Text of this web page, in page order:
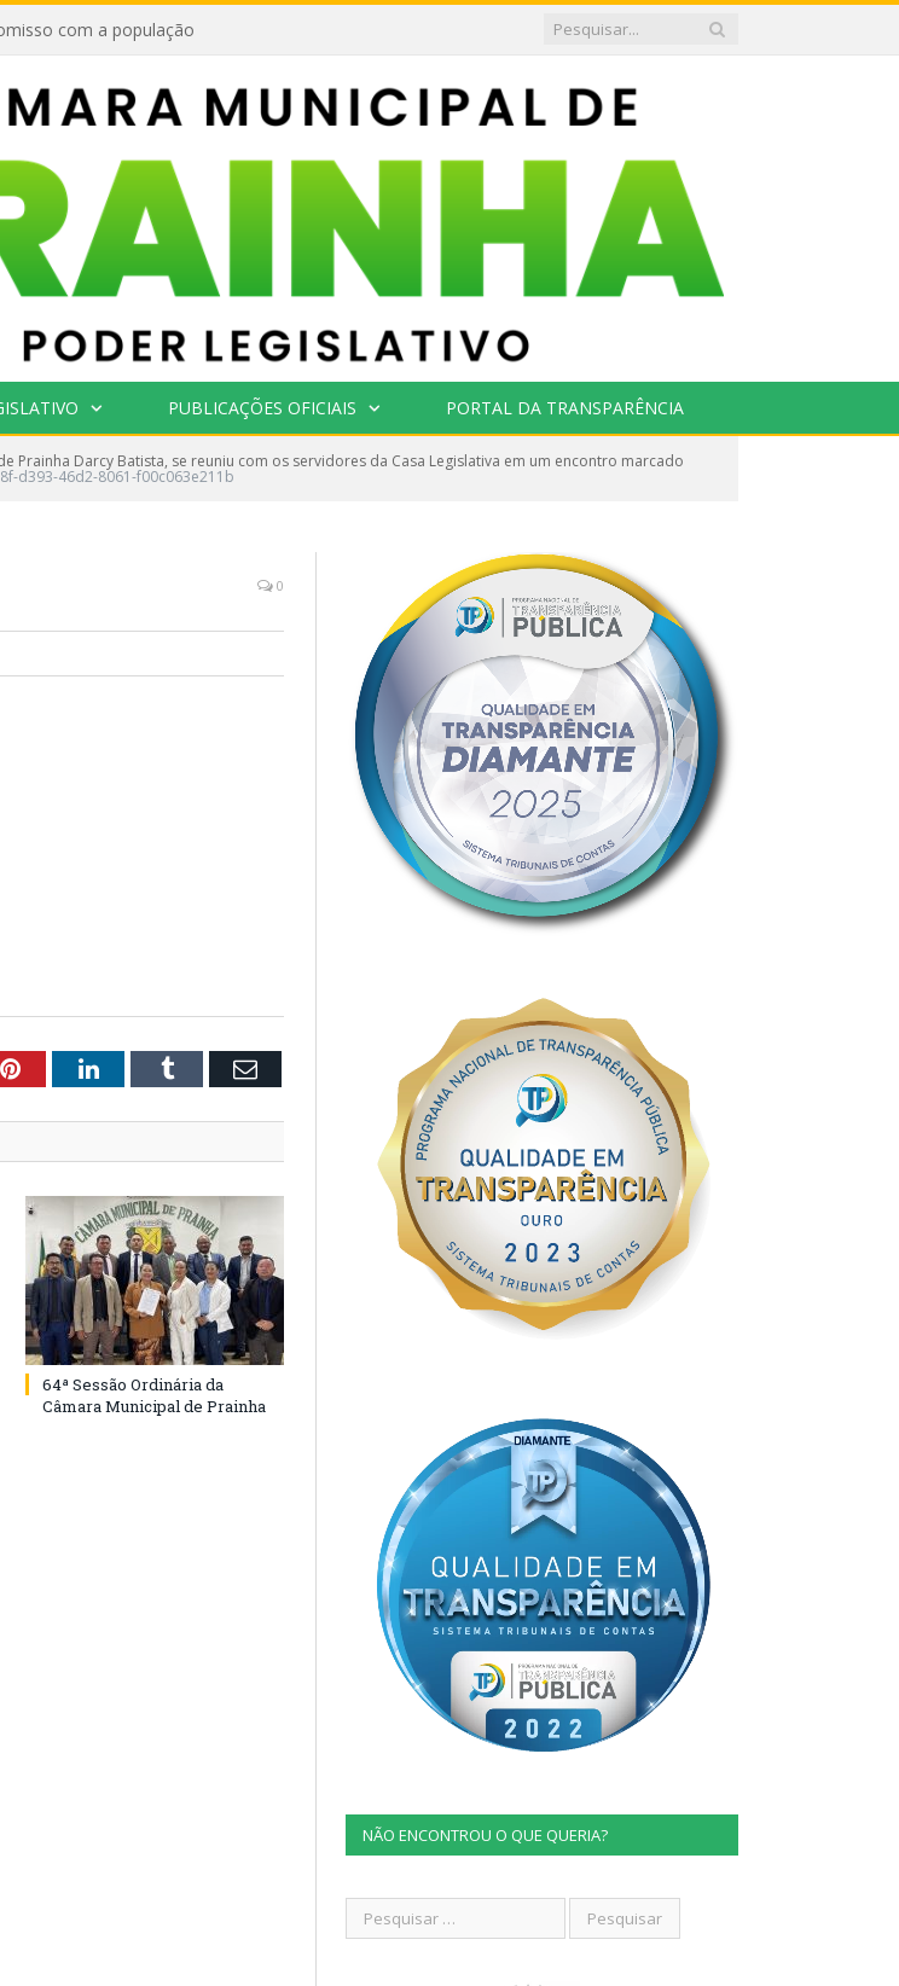
com a população
PUBLICAÇÕES OFICIAIS PORTAL DA TRANSPARÊNCIA
Prainha Darcy Batista, se reuniu com os servidores da Casa Legislativa em um encontro marcado
d393-46d2-8061-f00c063e211b
0
PinterestLinkedInTumblr Email
64ª Sessão Ordinária da
Câmara Municipal de Prainha
NÃO ENCONTROU O QUE QUERIA?